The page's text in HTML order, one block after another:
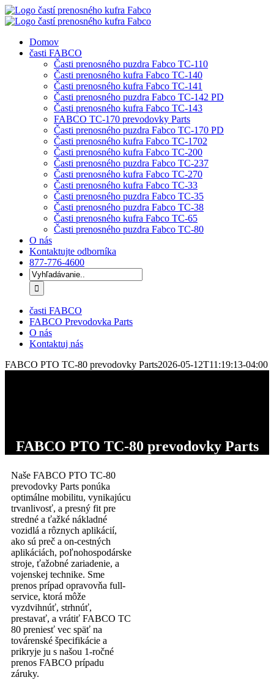
Preskočiť
na
Domov
časti FABCO
Časti prenosného puzdra Fabco TC-110
Časti prenosného kufra Fabco TC-140
Časti prenosného kufra Fabco TC-141
Časti prenosného puzdra Fabco TC-142 PD
Časti prenosného kufra Fabco TC-143
FABCO TC-170 prevodovky Parts
Časti prenosného puzdra Fabco TC-170 PD
Časti prenosného kufra Fabco TC-1702
Časti prenosného kufra Fabco TC-200
Časti prenosného puzdra Fabco TC-237
Časti prenosného kufra Fabco TC-270
Časti prenosného kufra Fabco TC-33
Časti prenosného puzdra Fabco TC-35
Časti prenosného puzdra Fabco TC-38
Časti prenosného kufra Fabco TC-65
Časti prenosného puzdra Fabco TC-80
O nás
Kontaktujte odborníka
877-776-4600
Hľadať:
časti FABCO
FABCO Prevodovka Parts
O nás
Kontaktuj nás
FABCO PTO TC-80 prevodovky Parts2026-05-12T11:19:13-04:00
FABCO PTO TC-80 prevodovky Parts
Naše FABCO PTO TC-80
prevodovky Parts ponúka
optimálne mobilitu, vynikajúcu
trvanlivosť, a presný fit pre
stredné a ťažké nákladné
vozidlá a rôznych aplikácií,
ako sú preč a on-cestných
aplikáciách, poľnohospodárske
stroje, ťažobné zariadenie, a
vojenskej technike. Sme
prenos prípad opravovňa full-
service, ktorá môže
vyzdvihnúť, strhnúť,
prestavať, a vrátiť FABCO TC
80 preniesť vec späť na
továrenské špecifikácie a
prikryje ju s našou 1-ročné
prenos FABCO prípadu
záruky.